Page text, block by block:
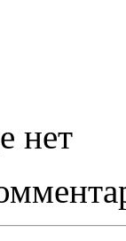
нет